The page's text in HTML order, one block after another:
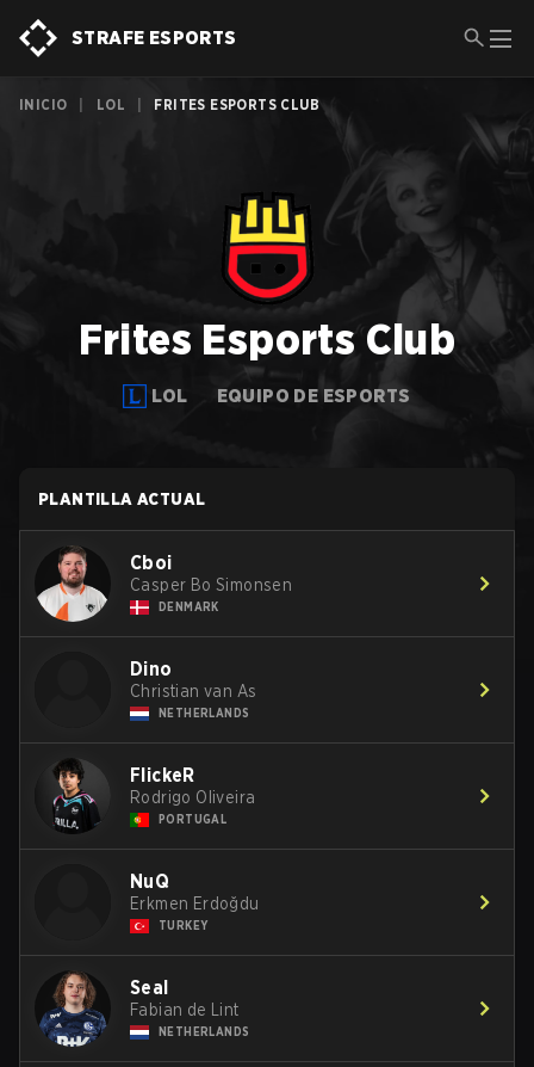
STRAFE ESPORTS
INICIO LOL FRITES ESPORTS CLUB
Frites Esports Club
LOL EQUIPO DE ESPORTS
PLANTILLA ACTUAL
Cboi
Casper Bo Simonsen
DENMARK
Dino
Christian van As
NETHERLANDS
FlickeR
Rodrigo Oliveira
PORTUGAL
NuQ
Erkmen Erdoğdu
TURKEY
Seal
Fabian de Lint
NETHERLANDS